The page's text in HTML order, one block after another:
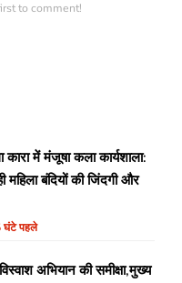
to comment!
कारा में मंजूषा कला कार्यशाला:
महिला बंदियों की जिंदगी और
घंटे पहले
अभियान की समीक्षा,मुख्य